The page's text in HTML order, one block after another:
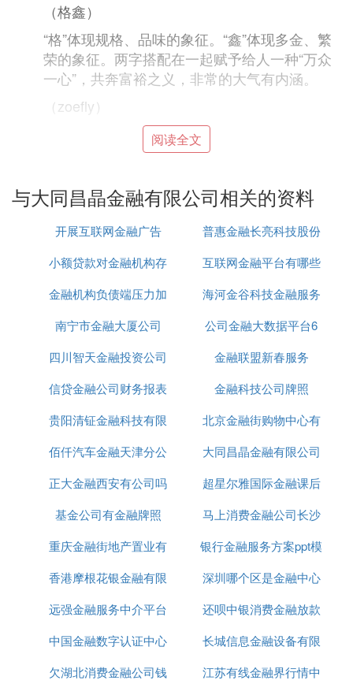
（格鑫）
“格”体现规格、品味的象征。“鑫”体现多金、繁
荣的象征。两字搭配在一起赋予给人一种“万众
一心”，共奔富裕之义，非常的大气有内涵。
（zoefly）
借助英文形式起公司名字，“zoefly”根据“zoe/卓
越”+“fly/品质飞越”起公司名字。给人一种大气之
②霸气的金融贷款公司名字：
（中启升腾）
中代表着中华；启代表着开启的意思；升代表着
上升；腾代表着奔腾之义。使其四个字搭配在一
起起名，隐喻该公司是开启我国金融行业的领导
“唯”带有唯一之义。“鼎” 权力、尊贵的象征。两
字搭配寓意公司独一无二、纵横天下之义，非常
名字如同名片，是给人留下第一印象的法宝。在
给金融贷款公司起名之时也应体现公司的专业度
“启悦”一名带有愉悦、光明的内涵，以此让消费
者体验到该公司的专业度与服务水平。并且两字
直接运用诚信的诚，搭配行业用字“欧”起名，给
消费者最直面的感受。让消费者看到该公司名字
阅读全文
与大同昌晶金融有限公司相关的资料
开展互联网金融广告
普惠金融长亮科技股份
有限公司
小额贷款对金融机构存
款
互联网金融平台有哪些
还不错
金融机构负债端压力加
大的对策
海河金谷科技金融服务
网
南宁市金融大厦公司
公司金融大数据平台6
四川智天金融投资公司
金融联盟新春服务
信贷金融公司财务报表
金融科技公司牌照
贵阳清钲金融科技有限
公司
北京金融街购物中心有
儿童玩具吗
佰仟汽车金融天津分公
司
大同昌晶金融有限公司
正大金融西安有公司吗
超星尔雅国际金融课后
题答案
基金公司有金融牌照
马上消费金融公司长沙
分公司
重庆金融街地产置业有
限公司
银行金融服务方案ppt模
板
香港摩根花银金融有限
公司
深圳哪个区是金融中心
远强金融服务中介平台
还呗中银消费金融放款
中国金融数字认证中心
功能
长城信息金融设备有限
公司服务电话
欠湖北消费金融公司钱
江苏有线金融界行情中